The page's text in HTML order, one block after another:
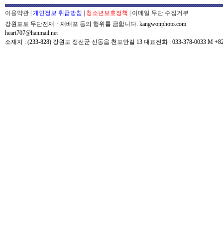
이용약관 개인정보 취급방침 청소년보호정책
이메일 무단 수집거부
강원포토 무단전재ㆍ재배포 등의 행위를 금합니다. kangwonphoto.com
heart707@hanmail.net
소재지 : (233-828) 강원도 정선군 신동읍 천포안길 13 대표전화 : 033-378-0033 M